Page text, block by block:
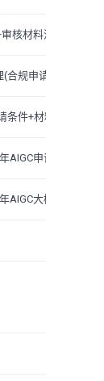
核材料流程
规申请材料
件+材料流
AIGC申请资质
AIGC大模型条